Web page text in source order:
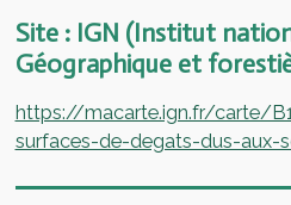
Site : IGN (Institut
Géographique et
https://macarte.ign.fr/carte/
surfaces-de-degats-dus-aux-